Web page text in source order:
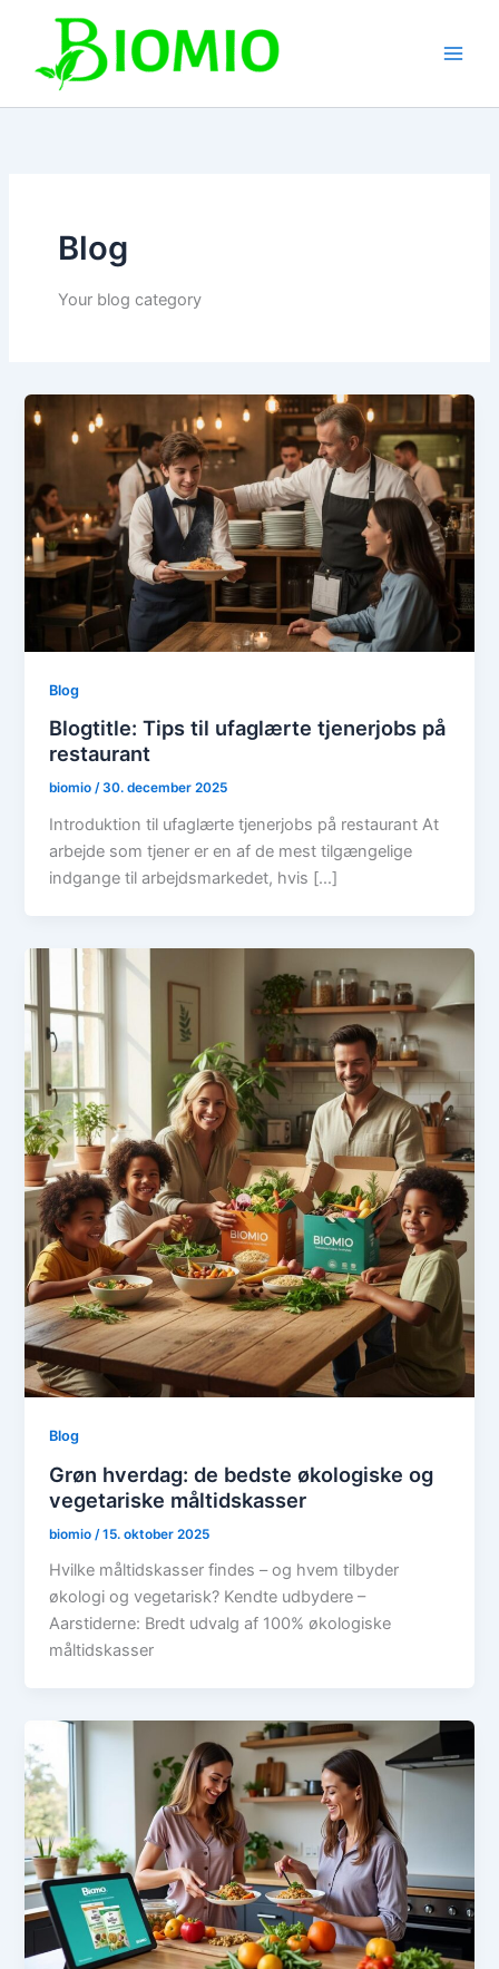
indholdet
Blog
Your blog category
Blog
Blogtitle: Tips til ufaglærte tjenerjobs på
restaurant
biomio/30. december 2025
Introduktion til ufaglærte tjenerjobs på restaurant At
arbejde som tjener er en af de mest tilgængelige
indgange til arbejdsmarkedet, hvis […]
Blog
Grøn hverdag: de bedste økologiske og
vegetariske måltidskasser
biomio /15. oktober 2025
Hvilke måltidskasser findes – og hvem tilbyder
økologi og vegetarisk? Kendte udbydere –
Aarstiderne: Bredt udvalg af 100% økologiske
måltidskasser